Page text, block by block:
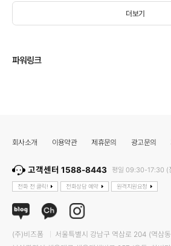
더보기
파워링크
회사소개 이용약관 제휴문의 광고문의
고객센터 1588-8443 평일 09:30-17:30 (
전화 전 클릭! 전화상담 예약 원격지원요청
(주)비즈폼
서울특별시 강남구 역삼로 204 (역삼